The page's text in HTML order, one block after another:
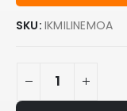
SKU: IKMILINEMOA